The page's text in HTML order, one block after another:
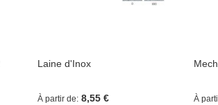
Laine d'Inox
À partir de 8,55 € À